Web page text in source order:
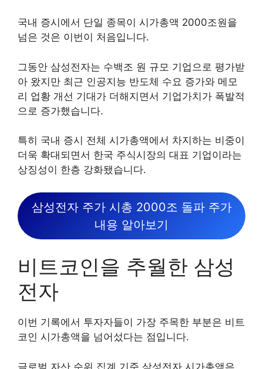
국내 증시에서 단일 종목이 시가총액 2000조원을
넘은 것은 이번이 처음입니다.
그동안 삼성전자는 수백조 원 규모 기업으로 평가받
아 왔지만 최근 인공지능 반도체 수요 증가와 메모
리 업황 개선 기대가 더해지면서 기업가치가 폭발적
으로 증가했습니다.
특히 국내 증시 전체 시가총액에서 차지하는 비중이
더욱 확대되면서 한국 주식시장의 대표 기업이라는
상징성이 한층 강화됐습니다.
삼성전자 주가 시총 2000조 돌파 주가
내용 알아보기
비트코인을 추월한 삼성
전자
이번 기록에서 투자자들이 가장 주목한 부분은 비트
코인 시가총액을 넘어섰다는 점입니다.
글로벌 자산 순위 집계 기준 삼성전자 시가총액은